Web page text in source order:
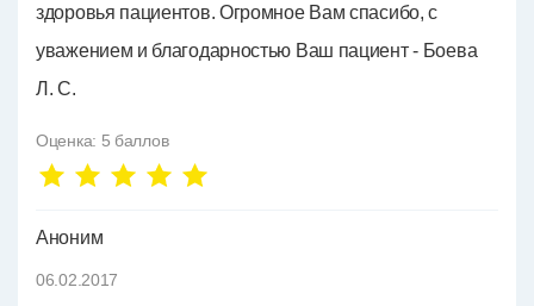
здоровья пациентов. Огромное Вам спасибо, с
уважением и благодарностью Ваш пациент - Боева
Л. С.
Оценка: 5 баллов
Аноним
06.02.2017